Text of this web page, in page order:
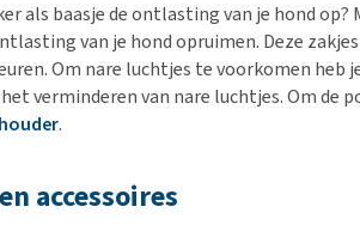
als baasje de ontlasting van je hond op?
van je hond opruimen. Deze
Om nare luchtjes te voorkomen heb
verminderen van nare luchtjes. Om de
.
accessoires